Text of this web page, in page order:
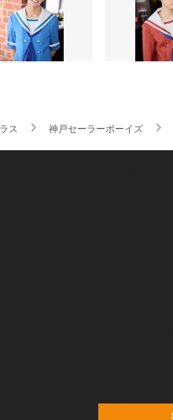
ス 神戸セーラーボーイズ